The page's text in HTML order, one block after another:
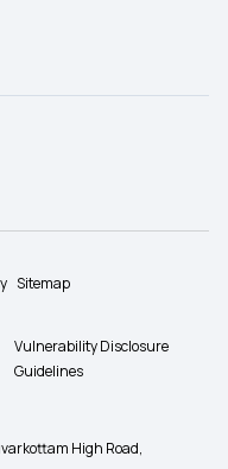
Sitemap
Vulnerability Disclosure
Guidelines
High Road,